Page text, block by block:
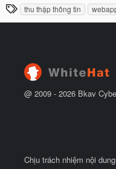
đ
ầ
b
T
h
thu thập thông tin
@ 2009 - 2026 Bkav
Chịu trách nhiệm nội